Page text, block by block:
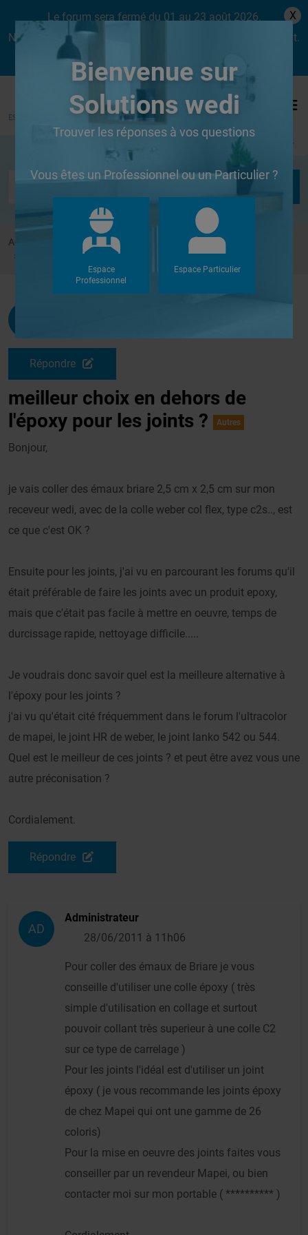
Le forum sera fermé du 01 au 23 août 2026.
Nous aurons le plaisir de vous retrouver dès le lundi 24 août.
X
Se connecter
Accueil Forums
Autres
meilleur choix en dehors de l'époxy pour les joints ?
Répondre
meilleur choix en dehors de
l'époxy pour les joints ?
Autres
Bonjour,
je vais coller des émaux briare 2,5 cm x 2,5 cm sur mon
receveur wedi, avec de la colle weber col flex, type c2s.., est
ce que c'est OK ?
Ensuite pour les joints, j'ai vu en parcourant les forums qu'il
était préférable de faire les joints avec un produit epoxy,
mais que c'était pas facile à mettre en oeuvre, temps de
durcissage rapide, nettoyage difficile.....
Je voudrais donc savoir quel est la meilleure alternative à
l'époxy pour les joints ?
j'ai vu qu'était cité fréquemment dans le forum l'ultracolor
de mapei, le joint HR de weber, le joint lanko 542 ou 544.
Quel est le meilleur de ces joints ? et peut être avez vous une
autre préconisation ?
Cordialement.
Répondre
AD
Administrateur
28/06/2011 à 11h06
Pour coller des émaux de Briare je vous
conseille d'utiliser une colle époxy ( très
simple d'utilisation en collage et surtout
pouvoir collant très superieur à une colle C2
sur ce type de carrelage )
Pour les joints l'idéal est d'utiliser un joint
époxy ( je vous recommande les joints époxy
de chez Mapei qui ont une gamme de 26
coloris)
Pour la mise en oeuvre des joints faites vous
conseiller par un revendeur Mapei, ou bien
contacter moi sur mon portable ( ********** )
Bienvenue sur
Solutions wedi
Trouver les réponses à vos questions
Vous êtes un Professionnel ou un Particulier ?
Espace
Professionnel
Espace Particulier